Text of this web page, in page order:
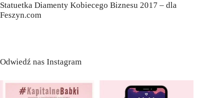
Statuetka Diamenty Kobiecego Biznesu 2017 – dla
Feszyn.com
Odwiedź nas Instagram